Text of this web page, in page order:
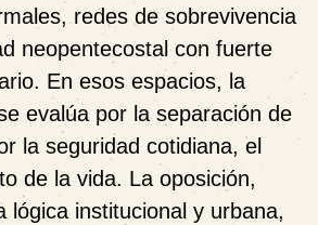
redes de sobrevivencia
neopentecostal con fuerte
En esos espacios, la
evalúa por la separación de
la seguridad cotidiana, el
de la vida. La oposición,
lógica institucional y urbana,